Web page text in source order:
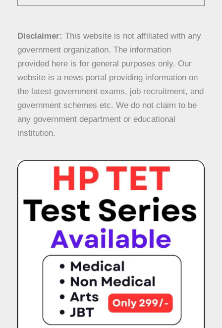
Disclaimer: This website is not affiliated with any
government organization. The information
provided here is for general purposes only. Our
website is a news portal providing information on
the latest government exams, job recruitment, and
government schemes etc. We do not claim to be
any government department or educational
institution.